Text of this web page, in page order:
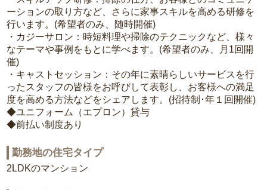
ーションの取り方など、さらに家事スキルを高める研修を
行います。(希望者のみ、随時開催)
・カジーサロン：時短料理や掃除のテクニックなど、様々
なテーマや事例をもとに学べます。(希望者のみ、月1回開
催)
・キャストセッション：その年に素晴らしいサービスを行
ったスタッフの皆様をお呼びして表彰し、お客様への満足
度を高める方法などをシェアします。(招待制･年１回開催)
◆ユニフォーム（エプロン）貸与
◆前払い制度あり
勤務地の住宅タイプ
2LDKのマンション